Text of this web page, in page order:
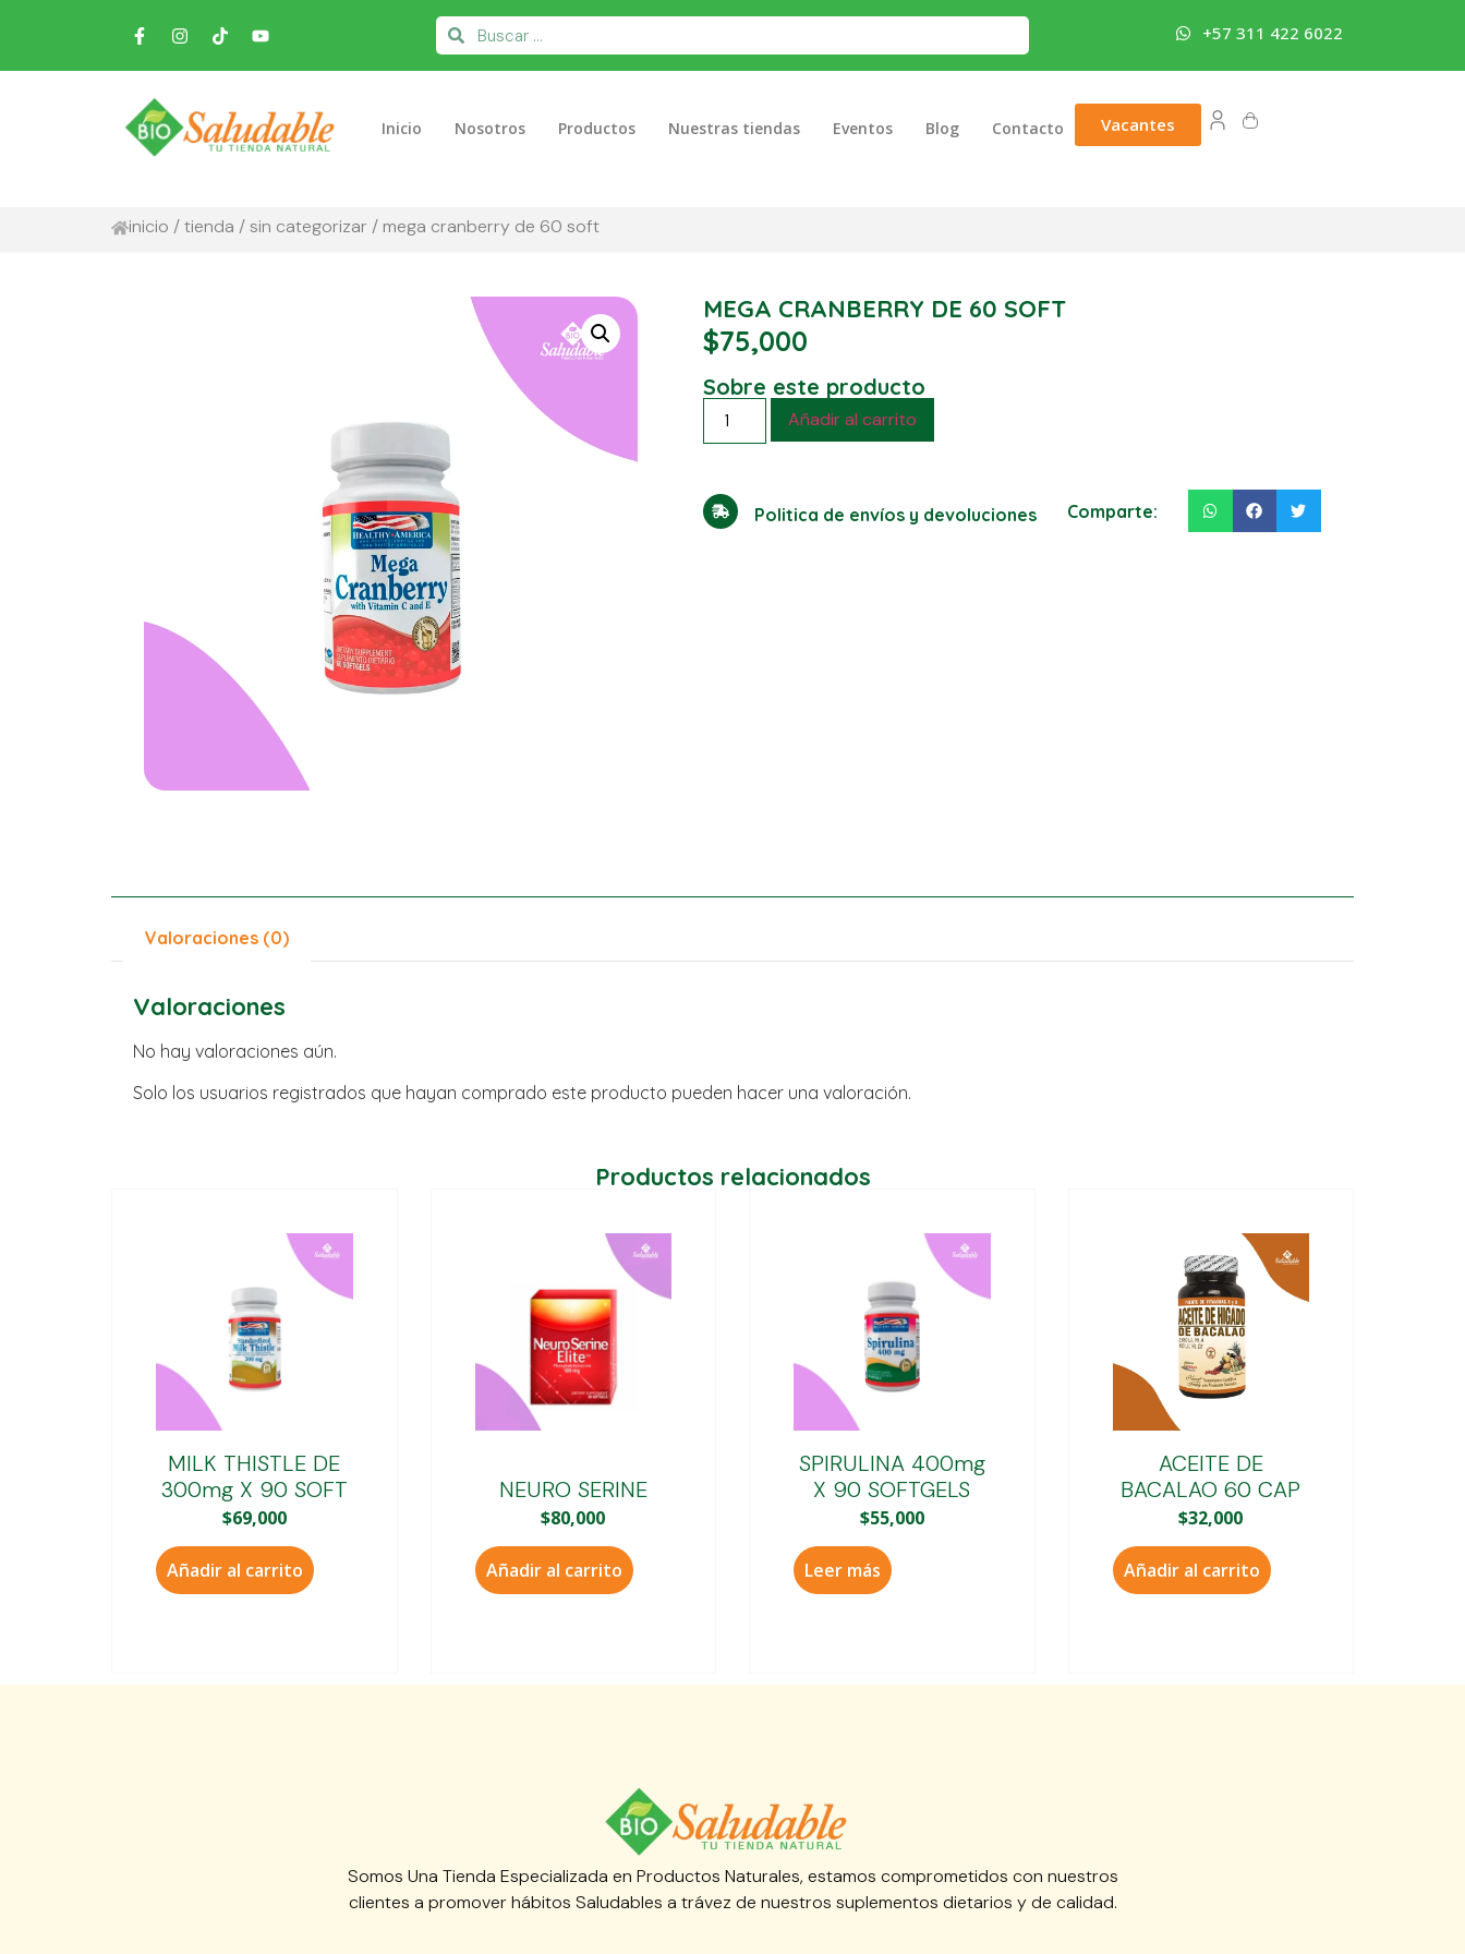
+57 311 422 6022
Inicio Nosotros Productos Nuestras tiendas Eventos Blog Contacto Vacantes
inicio /tienda /sin categorizar / mega cranberry de 60 soft
MEGA CRANBERRY DE 60 SOFT
$75,000
Sobre este producto
Añadir al carrito
Politica de envíos y devoluciones Comparte:
Valoraciones (0)
Valoraciones
No hay valoraciones aún.
Solo los usuarios registrados que hayan comprado este producto pueden hacer una valoración.
Productos relacionados
MILK THISTLE DE
300mg X 90 SOFT
$69,000
Añadir al carrito
NEURO SERINE
$80,000
Añadir al carrito
SPIRULINA 400mg
X 90 SOFTGELS
$55,000
Leer más
ACEITE DE
BACALAO 60 CAP
$32,000
Añadir al carrito
Somos Una Tienda Especializada en Productos Naturales, estamos comprometidos con nuestros
clientes a promover hábitos Saludables a trávez de nuestros suplementos dietarios y de calidad.